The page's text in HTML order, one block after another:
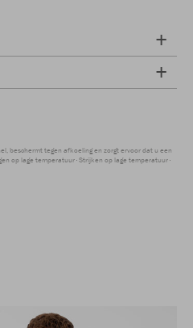
beschermt tegen afkoeling en zorgt ervoor dat u een
op lage temperatuur Strijken op lage temperatuur